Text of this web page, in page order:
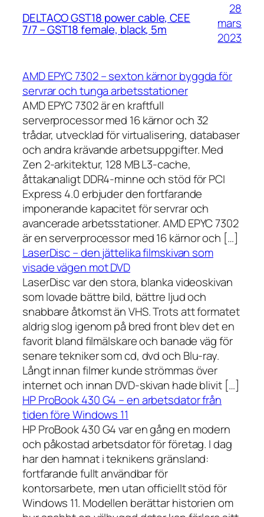
DELTACO GST18 power cable, CEE
7/7 – GST18 female, black, 5m
28
mars
2023
AMD EPYC 7302 – sexton kärnor byggda för
servrar och tunga arbetsstationer
AMD EPYC 7302 är en kraftfull
serverprocessor med 16 kärnor och 32
trådar, utvecklad för virtualisering, databaser
och andra krävande arbetsuppgifter. Med
Zen 2-arkitektur, 128 MB L3-cache,
åttakanaligt DDR4-minne och stöd för PCI
Express 4.0 erbjuder den fortfarande
imponerande kapacitet för servrar och
avancerade arbetsstationer. AMD EPYC 7302
är en serverprocessor med 16 kärnor och […]
LaserDisc – den jättelika filmskivan som
visade vägen mot DVD
LaserDisc var den stora, blanka videoskivan
som lovade bättre bild, bättre ljud och
snabbare åtkomst än VHS. Trots att formatet
aldrig slog igenom på bred front blev det en
favorit bland filmälskare och banade väg för
senare tekniker som cd, dvd och Blu-ray.
Långt innan filmer kunde strömmas över
internet och innan DVD-skivan hade blivit […]
HP ProBook 430 G4 – en arbetsdator från
tiden före Windows 11
HP ProBook 430 G4 var en gång en modern
och påkostad arbetsdator för företag. I dag
har den hamnat i teknikens gränsland:
fortfarande fullt användbar för
kontorsarbete, men utan officiellt stöd för
Windows 11. Modellen berättar historien om